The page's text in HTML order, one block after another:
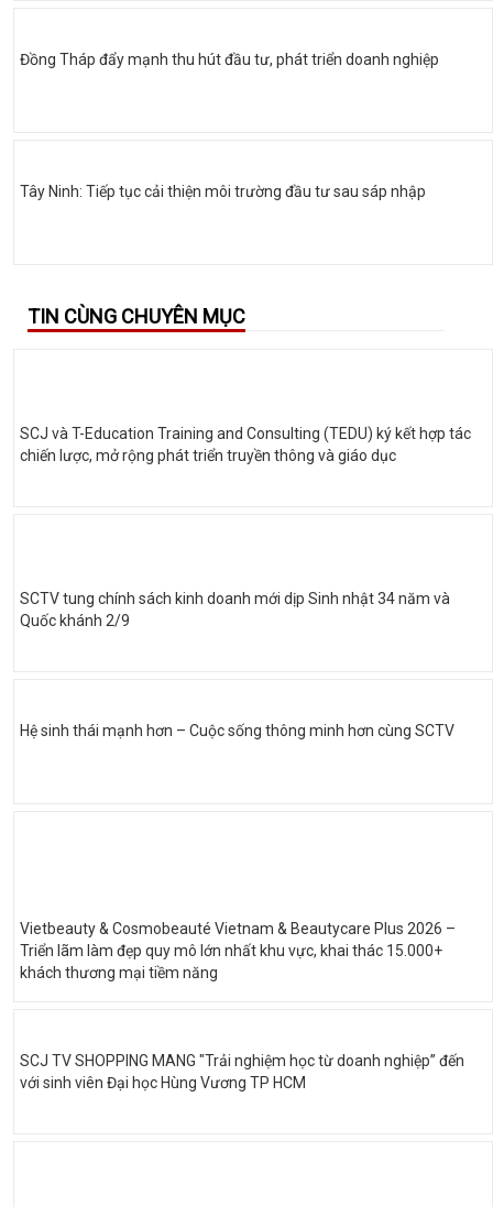
Đồng Tháp đẩy mạnh thu hút đầu tư, phát triển doanh nghiệp
Tây Ninh: Tiếp tục cải thiện môi trường đầu tư sau sáp nhập
TIN CÙNG CHUYÊN MỤC
SCJ và T-Education Training and Consulting (TEDU) ký kết hợp tác
chiến lược, mở rộng phát triển truyền thông và giáo dục
SCTV tung chính sách kinh doanh mới dịp Sinh nhật 34 năm và
Quốc khánh 2/9
Hệ sinh thái mạnh hơn – Cuộc sống thông minh hơn cùng SCTV
Vietbeauty & Cosmobeauté Vietnam & Beautycare Plus 2026 –
Triển lãm làm đẹp quy mô lớn nhất khu vực, khai thác 15.000+
khách thương mại tiềm năng
SCJ TV SHOPPING MANG "Trải nghiệm học từ doanh nghiệp” đến
với sinh viên Đại học Hùng Vương TP HCM